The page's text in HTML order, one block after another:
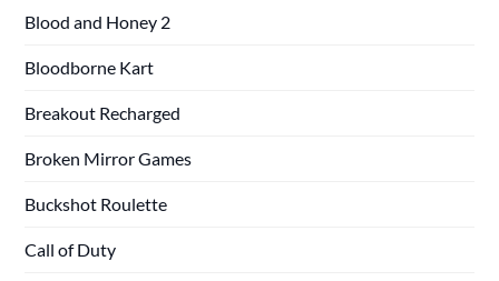
Blood and Honey 2
Bloodborne Kart
Breakout Recharged
Broken Mirror Games
Buckshot Roulette
Call of Duty